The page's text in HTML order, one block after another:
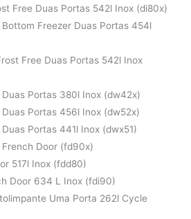
Free Duas Portas 542l Inox (di80x)
Freezer Duas Portas 454l
Free Duas Portas 542l Inox
Portas 380l Inox (dw42x)
Portas 456l Inox (dw52x)
Portas 441l Inox (dwx51)
Door (fd90x)
517l Inox (fdd80)
Door 634 L Inox (fdi90)
Uma Porta 262l Cycle